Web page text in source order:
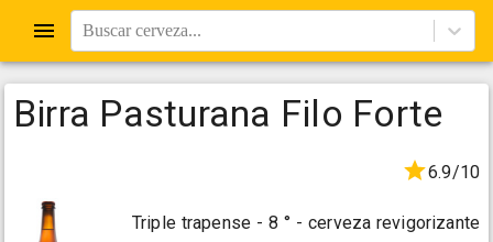
Buscar cerveza...
Birra Pasturana Filo Forte
6.9/10
Triple trapense - 8 ° - cerveza revigorizante